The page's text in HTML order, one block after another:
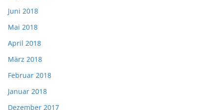
Juni 2018
Mai 2018
April 2018
März 2018
Februar 2018
Januar 2018
Dezember 2017